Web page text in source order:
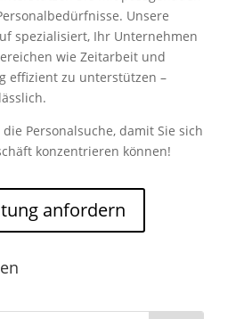
Unsere
spezialisiert, Ihr Unternehmen
wie Zeitarbeit und
effizient zu unterstützen –
Personalsuche, damit Sie sich
konzentrieren können!
anfordern